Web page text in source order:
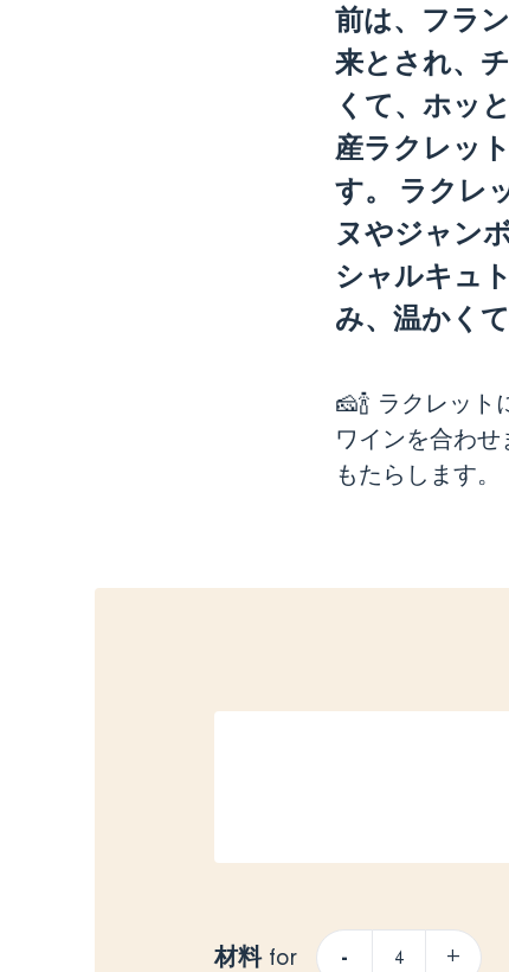
前は、フラ
来とされ、
くて、ホッ
産ラクレッ
す。 ラクレ
ヌやジャン
シャルキュ
み、温かく
🧀🍾 ラクレッ
ワインを合わ
もたらします。
材料for - +